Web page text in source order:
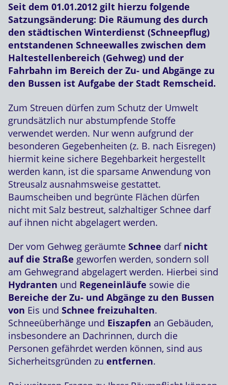
Seit dem 01.01.2012 gilt hierzu folgende
Satzungsänderung: Die Räumung des durch
den städtischen Winterdienst (Schneepflug)
entstandenen Schneewalles zwischen dem
Haltestellenbereich (Gehweg) und der
Fahrbahn im Bereich der Zu- und Abgänge zu
den Bussen ist Aufgabe der Stadt Remscheid.
Zum Streuen dürfen zum Schutz der Umwelt
grundsätzlich nur abstumpfende Stoffe
verwendet werden. Nur wenn aufgrund der
besonderen Gegebenheiten (z. B. nach Eisregen)
hiermit keine sichere Begehbarkeit hergestellt
werden kann, ist die sparsame Anwendung von
Streusalz ausnahmsweise gestattet.
Baumscheiben und begrünte Flächen dürfen
nicht mit Salz bestreut, salzhaltiger Schnee darf
auf ihnen nicht abgelagert werden.
Der vom Gehweg geräumte Schnee darf nicht
auf die Straße geworfen werden, sondern soll
am Gehwegrand abgelagert werden. Hierbei sind
Hydranten und Regeneinläufe sowie die
Bereiche der Zu- und Abgänge zu den Bussen
von Eis und Schnee freizuhalten.
Schneeüberhänge und Eiszapfen an Gebäuden,
insbesondere an Dachrinnen, durch die
Personen gefährdet werden können, sind aus
Sicherheitsgründen zu entfernen.